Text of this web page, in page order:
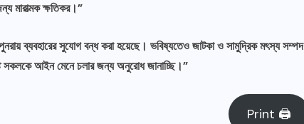
মারাত্মক ক্ষতিকর।”
ব্যবহারের সুযোগ বন্ধ করা হয়েছে। ভবিষ্যতেও জাটকা ও সামুদ্রিক মৎস্য সম্পদ
সকলকে আইন মেনে চলার জন্য অনুরোধ জানাচ্ছি।”
Print 🖨
পলাশবাড়ীর কিশোরগাড়ি ইউনিয়নের ৪টি
খেয়াঘাটে ইজারা ছাড়াই অতিরিক্ত টোল আদায়